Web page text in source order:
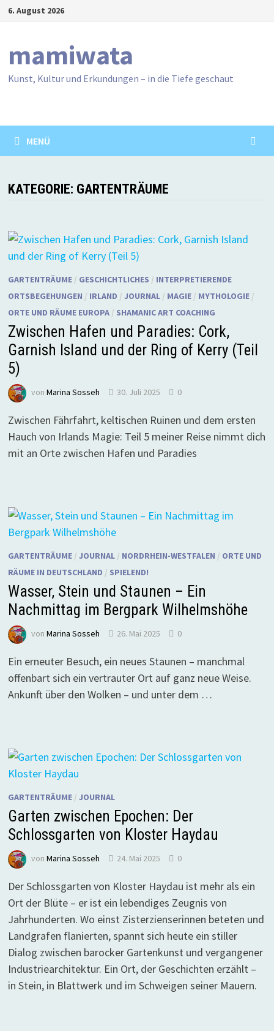
Zum6. August 2026
mamiwata
Kunst, Kultur und Erkundungen – in die Tiefe geschaut
MENÜ
KATEGORIE: GARTENTRÄUME
GARTENTRÄUME/ GESCHICHTLICHES / INTERPRETIERENDE
ORTSBEGEHUNGEN / IRLAND / JOURNAL/ MAGIE/ MYTHOLOGIE/
ORTE UND RÄUME EUROPA/ SHAMANIC ART COACHING
Zwischen Hafen und Paradies: Cork,
Garnish Island und der Ring of Kerry (Teil
5)
von Marina Sosseh 30. Juli 2025 0
Zwischen Fährfahrt, keltischen Ruinen und dem ersten
Hauch von Irlands Magie: Teil 5 meiner Reise nimmt dich
mit an Orte zwischen Hafen und Paradies
GARTENTRÄUME/ JOURNAL/ NORDRHEIN-WESTFALEN / ORTE UND
RÄUME IN DEUTSCHLAND / SPIELEND!
Wasser, Stein und Staunen – Ein
Nachmittag im Bergpark Wilhelmshöhe
von Marina Sosseh 26. Mai 2025 0
Ein erneuter Besuch, ein neues Staunen – manchmal
offenbart sich ein vertrauter Ort auf ganz neue Weise.
Ankunft über den Wolken – und unter dem …
GARTENTRÄUME/ JOURNAL
Garten zwischen Epochen: Der
Schlossgarten von Kloster Haydau
von Marina Sosseh 24. Mai 2025 0
Der Schlossgarten von Kloster Haydau ist mehr als ein
Ort der Blüte – er ist ein lebendiges Zeugnis von
Jahrhunderten. Wo einst Zisterzienserinnen beteten und
Landgrafen flanierten, spannt sich heute ein stiller
Dialog zwischen barocker Gartenkunst und vergangener
Industriearchitektur. Ein Ort, der Geschichten erzählt –
in Stein, in Blattwerk und im Schweigen seiner Mauern.